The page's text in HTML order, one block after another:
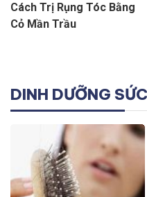
Cách Trị Rụng Tóc Bằng
Cỏ Mần Trầu
DINH DƯỠNG